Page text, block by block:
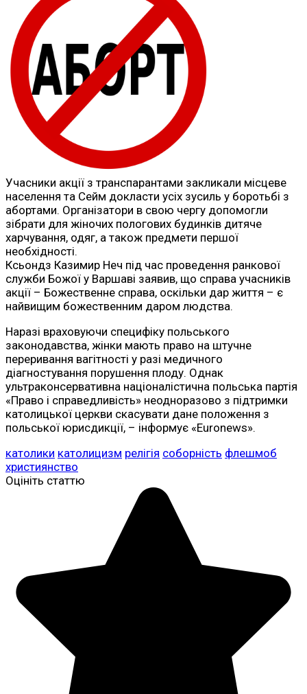
Учасники акції з транспарантами закликали місцеве
населення та Сейм докласти усіх зусиль у боротьбі з
абортами. Організатори в свою чергу допомогли
зібрати для жіночих пологових будинків дитяче
харчування, одяг, а також предмети першої
необхідності.
Ксьондз Казимир Неч під час проведення ранкової
служби Божої у Варшаві заявив, що справа учасників
акції – Божественне справа, оскільки дар життя – є
найвищим божественним даром людства.
Наразі враховуючи специфіку польського
законодавства, жінки мають право на штучне
переривання вагітності у разі медичного
діагностування порушення плоду. Однак
ультраконсервативна націоналістична польська партія
«Право і справедливість» неодноразово з підтримки
католицької церкви скасувати дане положення з
польської юрисдикції, – інформує «Euronews».
католики католицизм релігія соборність флешмоб
християнство
Оцініть статтю